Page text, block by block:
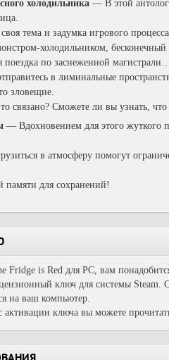
холодильника — В этой
тема и задумка игрового
холодильником,
по заснеженной
в лиминальные
зловещие.
связано? Сможете ли вы узнать,
— Вдохновением для этого жуткого
в атмосферу помогут
памяти для сохранений!
Fridge is Red для PC, вам
ключ для системы Steam.
на ваш компьютер.
ключа вы можете